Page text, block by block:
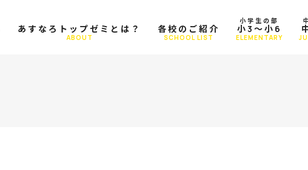
あすなろトップゼミとは？
ABOUT
各校のご紹介
SCHOOL LIST
小学生の部
小3～小6
ELEMENTARY